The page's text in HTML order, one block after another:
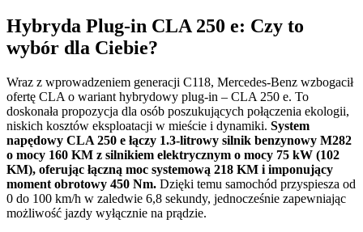
Hybryda Plug-in CLA 250 e: Czy to
wybór dla Ciebie?
Wraz z wprowadzeniem generacji C118, Mercedes-Benz wzbogacił
ofertę CLA o wariant hybrydowy plug-in – CLA 250 e. To
doskonała propozycja dla osób poszukujących połączenia ekologii,
niskich kosztów eksploatacji w mieście i dynamiki. System
napędowy CLA 250 e łączy 1.3-litrowy silnik benzynowy M282
o mocy 160 KM z silnikiem elektrycznym o mocy 75 kW (102
KM), oferując łączną moc systemową 218 KM i imponujący
moment obrotowy 450 Nm. Dzięki temu samochód przyspiesza od
0 do 100 km/h w zaledwie 6,8 sekundy, jednocześnie zapewniając
możliwość jazdy wyłącznie na prądzie.